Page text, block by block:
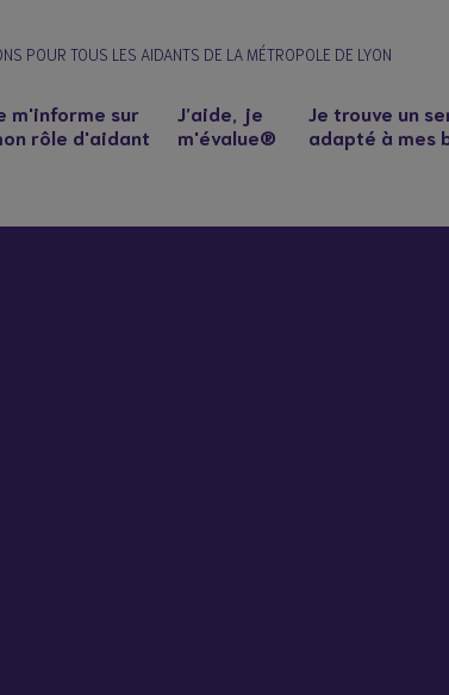
POUR TOUS LES AIDANTS DE LA MÉTROPOLE DE LYON
m'informe sur
rôle d'aidant
un proche
bouleverser mon quotidien
J’aide, je
m'évalue®
Je trouve un
adapté à mes